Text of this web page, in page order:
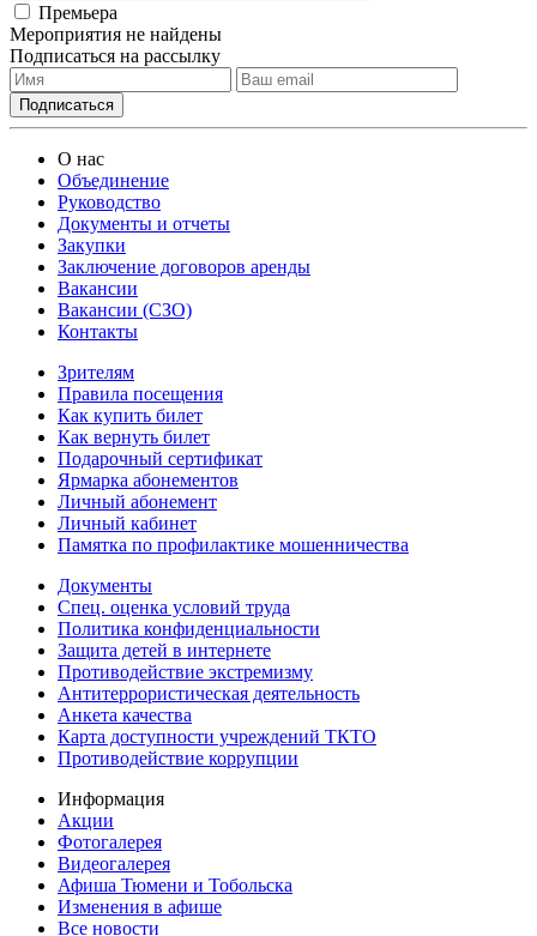
Премьера
Мероприятия не найдены
Подписаться на рассылку
О нас
Объединение
Руководство
Документы и отчеты
Закупки
Заключение договоров аренды
Вакансии
Вакансии (СЗО)
Контакты
Зрителям
Правила посещения
Как купить билет
Как вернуть билет
Подарочный сертификат
Ярмарка абонементов
Личный абонемент
Личный кабинет
Памятка по профилактике мошенничества
Документы
Спец. оценка условий труда
Политика конфиденциальности
Защита детей в интернете
Противодействие экстремизму
Антитеррористическая деятельность
Анкета качества
Карта доступности учреждений ТКТО
Противодействие коррупции
Информация
Акции
Фотогалерея
Видеогалерея
Афиша Тюмени и Тобольска
Изменения в афише
Все новости